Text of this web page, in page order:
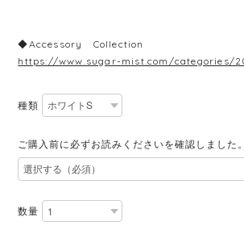
◆Accessory Collection
https://www.sugar-mist.com/categories/
種類
ご購入前に必ずお読みくださいを確認しました。
数量